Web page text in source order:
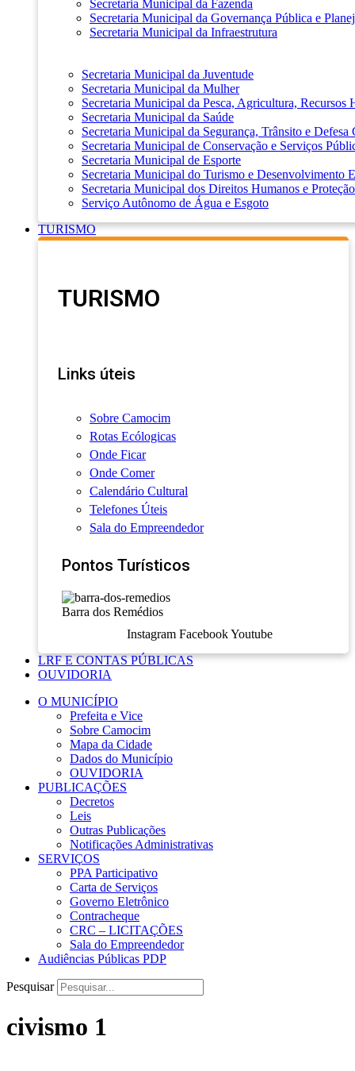
Secretaria Municipal da Fazenda
Secretaria Municipal da Governança Pública e
Secretaria Municipal da Infraestrutura
Secretaria Municipal da Juventude
Secretaria Municipal da Mulher
Secretaria Municipal da Pesca, Agricultura, Recursos
Secretaria Municipal da Saúde
Secretaria Municipal da Segurança, Trânsito e Defesa
Secretaria Municipal de Conservação e Serviços
Secretaria Municipal de Esporte
Secretaria Municipal do Turismo e Desenvolvimento
Secretaria Municipal dos Direitos Humanos e
Serviço Autônomo de Água e Esgoto
TURISMO
TURISMO
Links úteis
Sobre Camocim
Rotas Ecólogicas
Onde Ficar
Onde Comer
Calendário Cultural
Telefones Úteis
Sala do Empreendedor
Pontos Turísticos
Barra dos Remédios
Instagram Facebook Youtube
LRF E CONTAS PÚBLICAS
OUVIDORIA
O MUNICÍPIO
Prefeita e Vice
Sobre Camocim
Mapa da Cidade
Dados do Município
OUVIDORIA
PUBLICAÇÕES
Decretos
Leis
Outras Publicações
Notificações Administrativas
SERVIÇOS
PPA Participativo
Carta de Serviços
Governo Eletrônico
Contracheque
CRC – LICITAÇÕES
Sala do Empreendedor
Audiências Públicas PDP
Pesquisar
civismo 1